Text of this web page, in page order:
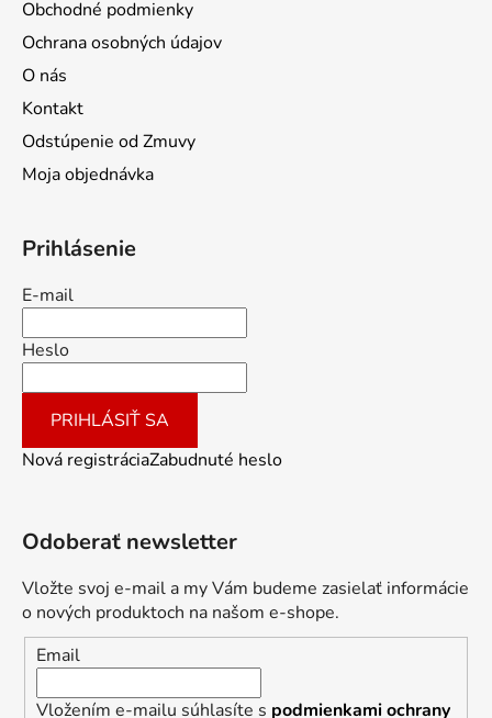
Obchodné podmienky
Ochrana osobných údajov
O nás
Kontakt
Odstúpenie od Zmuvy
Moja objednávka
Prihlásenie
E-mail
Heslo
PRIHLÁSIŤ SA
Nová registráciaZabudnuté heslo
Odoberať newsletter
Vložte svoj e-mail a my Vám budeme zasielať informácie
o nových produktoch na našom e-shope.
Email
Vložením e-mailu súhlasíte s podmienkami ochrany